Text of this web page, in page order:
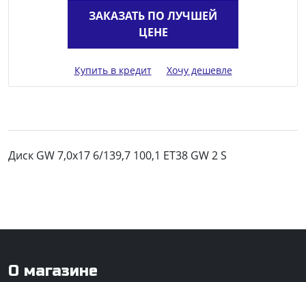
ЗАКАЗАТЬ ПО ЛУЧШЕЙ
ЦЕНЕ
Купить в кредит Хочу дешевле
Диск GW 7,0x17 6/139,7 100,1 ET38 GW 2 S
О магазине